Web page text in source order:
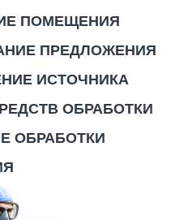
ПОМЕЩЕНИЯ
ПРЕДЛОЖЕНИЯ
ИСТОЧНИКА
ОБРАБОТКИ
ОБРАБОТКИ